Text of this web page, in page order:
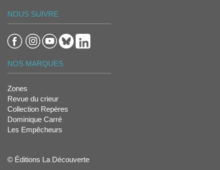
NOUS SUIVRE
NOS MARQUES
Zones
Revue du crieur
Collection Repères
Dominique Carré
Les Empêcheurs
© Éditions La Découverte